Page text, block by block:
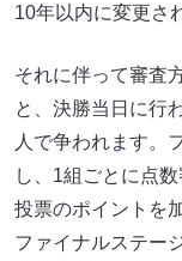
10年以内に変更さ
それに伴って審査
と、決勝当日に行
人で争われます。
し、1組ごとに点
投票のポイントを
ファイナルステー